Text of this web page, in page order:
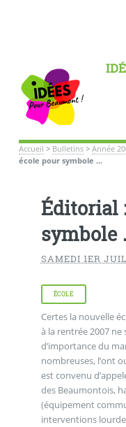
Accueil > Bulletins> Année
école pour symbole ...
Éditorial
symbole
SAMEDI 1ER
ÉCOLE
Certes la nouvelle
à la rentrée 2007
d’importance du
nombreuses, l’ont
est convenu
des Beaumontois,
(équipement
interventions